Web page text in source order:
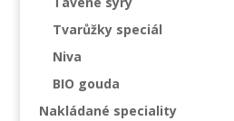
Tvarůžky speciál
Niva
BIO gouda
Nakládané speciality